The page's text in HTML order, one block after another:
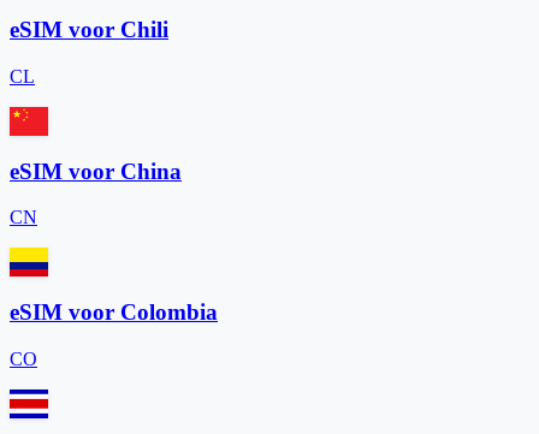
eSIM voor Chili
CL
eSIM voor China
CN
eSIM voor Colombia
CO